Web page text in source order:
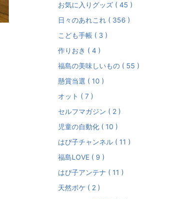
お気に入りグッズ ( 45 )
日々のあれこれ ( 356 )
こども手帳 ( 3 )
作りおき ( 4 )
福島の美味しいもの ( 55 )
懸賞当選 ( 10 )
オット ( 7 )
セルフマガジン ( 2 )
児童の自動化 ( 10 )
はぴ子チャンネル ( 11 )
福島LOVE ( 9 )
はぴ子アンテナ ( 11 )
天然ボケ ( 2 )